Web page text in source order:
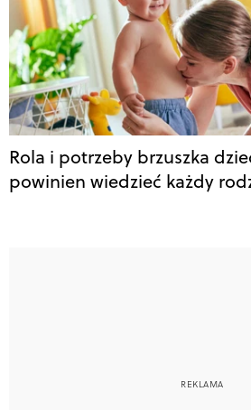
Rola i potrzeby brzuszka
powinien wiedzieć każdy